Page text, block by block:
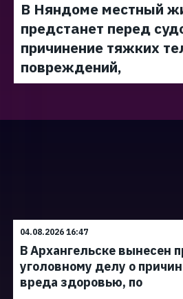
В Няндоме местный
предстанет перед
причинение тяжких
повреждений,
04.08.2026 16:47
В Архангельске вынесен
уголовному делу о
вреда здоровью, по